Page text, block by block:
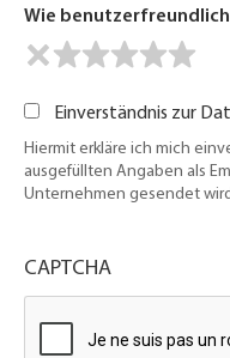
Wie benutzerfreundlich
Einverständnis zur
Hiermit erkläre ich mich
ausgefüllten Angaben als
Unternehmen gesendet
CAPTCHA